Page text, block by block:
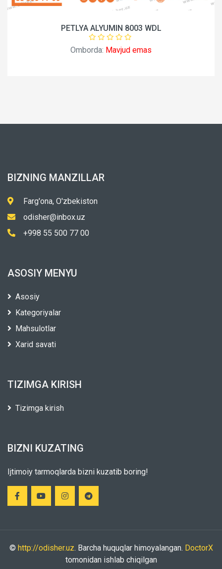
PETLYA ALYUMIN 8003 WDL
Omborda: Mavjud emas
BIZNING MANZILLAR
Farg'ona, O'zbekiston
odisher@inbox.uz
+998 55 500 77 00
ASOSIY MENYU
Asosiy
Kategoriyalar
Mahsulotlar
Xarid savati
TIZIMGA KIRISH
Tizimga kirish
BIZNI KUZATING
Ijtimoiy tarmoqlarda bizni kuzatib boring!
© http://odisher.uz. Barcha huquqlar himoyalangan. DoctorX
tomonidan ishlab chiqilgan